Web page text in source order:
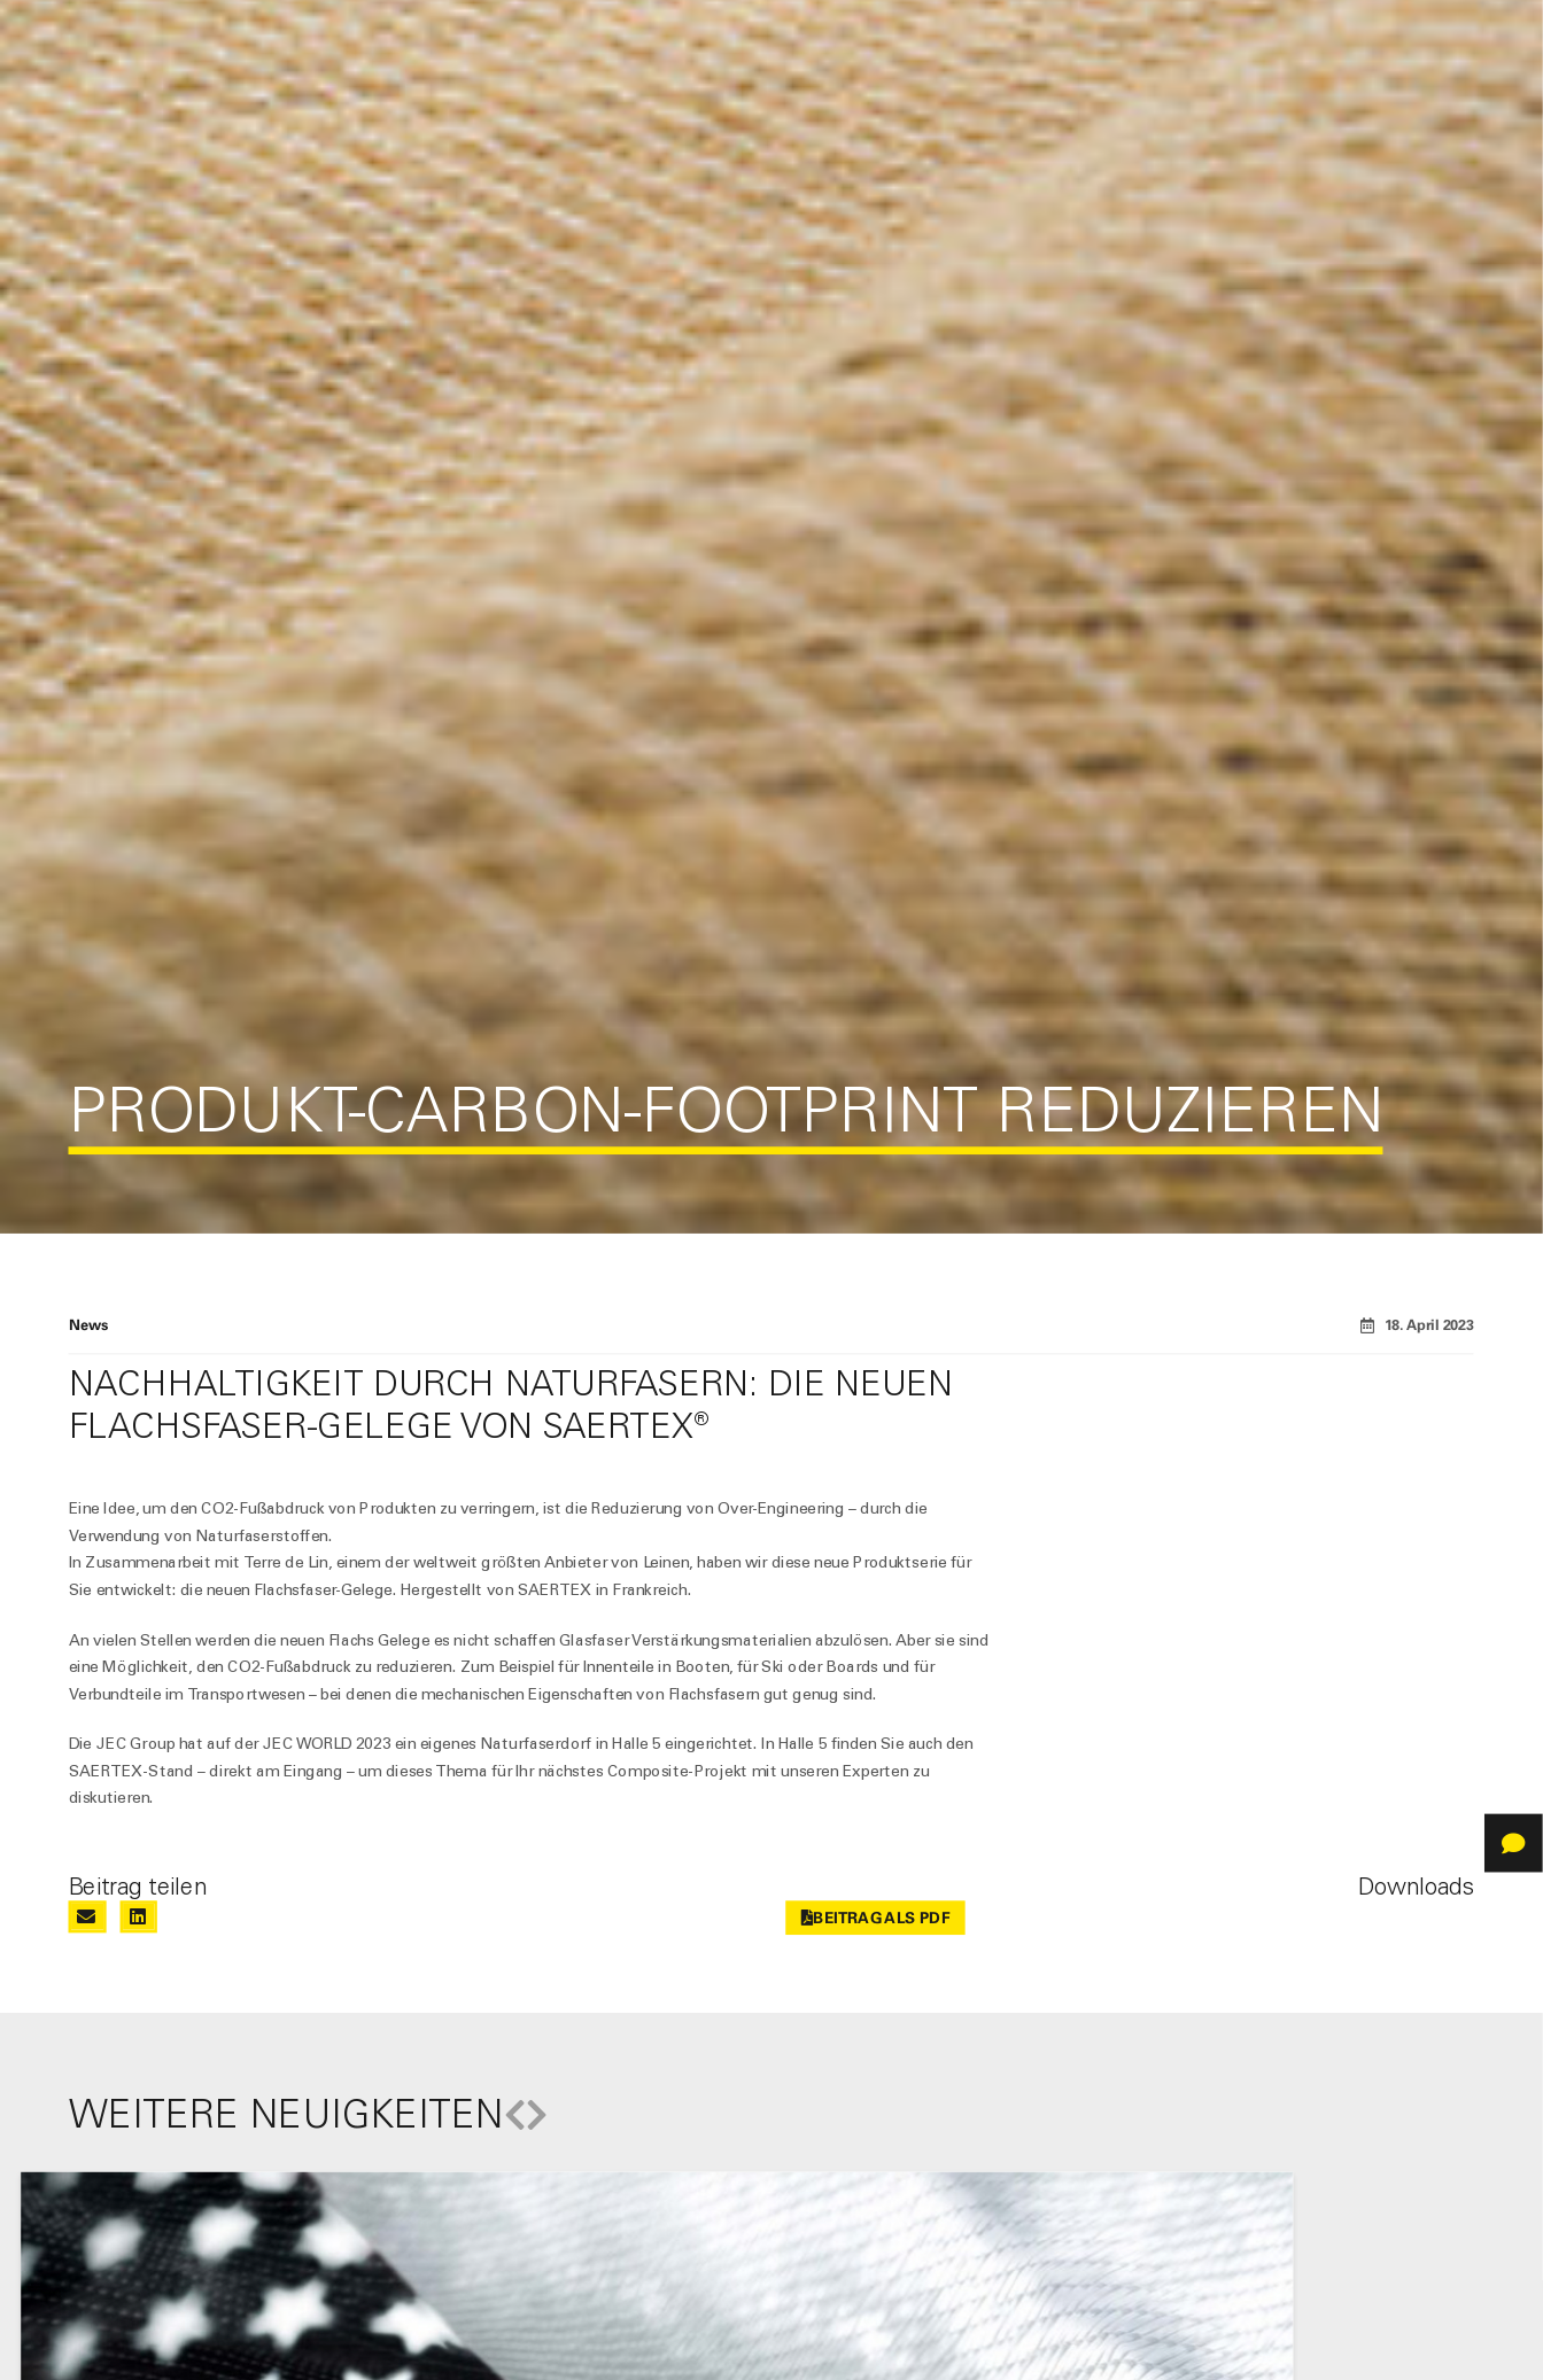
PRODUKT-CARBON-FOOTPRINT REDUZIEREN
News 18. April 2023
NACHHALTIGKEIT DURCH NATURFASERN: DIE NEUEN
FLACHSFASER-GELEGE VON SAERTEX®
Eine Idee, um den CO2-Fußabdruck von Produkten zu verringern, ist die Reduzierung von Over-Engineering – durch die
Verwendung von Naturfaserstoffen.
In Zusammenarbeit mit Terre de Lin, einem der weltweit größten Anbieter von Leinen, haben wir diese neue Produktserie für
Sie entwickelt: die neuen Flachsfaser-Gelege. Hergestellt von SAERTEX in Frankreich.
An vielen Stellen werden die neuen Flachs Gelege es nicht schaffen Glasfaser Verstärkungsmaterialien abzulösen. Aber sie sind
eine Möglichkeit, den CO2-Fußabdruck zu reduzieren. Zum Beispiel für Innenteile in Booten, für Ski oder Boards und für
Verbundteile im Transportwesen – bei denen die mechanischen Eigenschaften von Flachsfasern gut genug sind.
Die JEC Group hat auf der JEC WORLD 2023 ein eigenes Naturfaserdorf in Halle 5 eingerichtet. In Halle 5 finden Sie auch den
SAERTEX-Stand – direkt am Eingang – um dieses Thema für Ihr nächstes Composite-Projekt mit unseren Experten zu
diskutieren.
Beitrag teilen Downloads
BEITRAG ALS PDF
WEITERE NEUIGKEITEN